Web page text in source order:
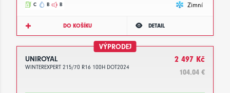
C B B Zimní
DO KOŠÍKU DETAIL
VÝPRODEJ
UNIROYAL
WINTEREXPERT 215/70 R16 100H DOT2024
2 497 Kč
104.04 €